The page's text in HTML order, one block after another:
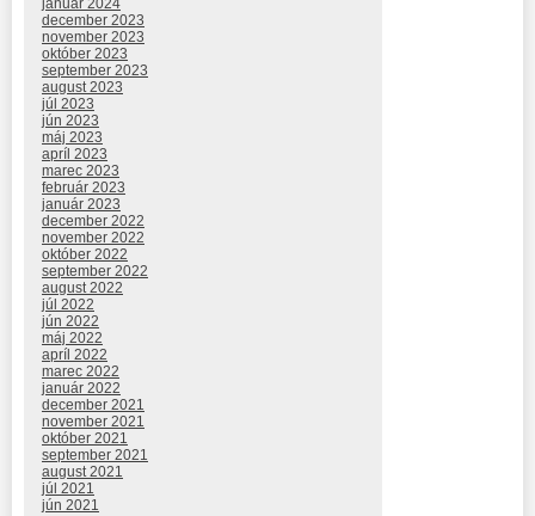
január 2024
december 2023
november 2023
október 2023
september 2023
august 2023
júl 2023
jún 2023
máj 2023
apríl 2023
marec 2023
február 2023
január 2023
december 2022
november 2022
október 2022
september 2022
august 2022
júl 2022
jún 2022
máj 2022
apríl 2022
marec 2022
január 2022
december 2021
november 2021
október 2021
september 2021
august 2021
júl 2021
jún 2021